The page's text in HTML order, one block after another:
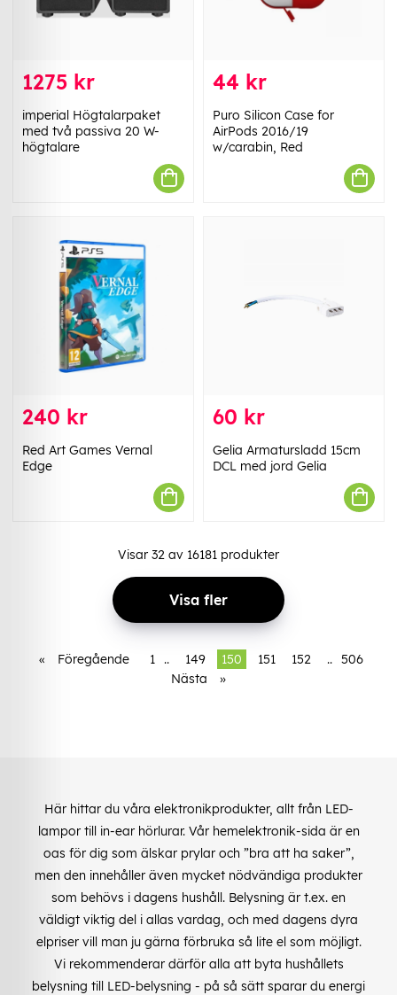
1275 kr
imperial Högtalarpaket
med två passiva 20 W-
högtalare
44 kr
Puro Silicon Case for
AirPods 2016/19
w/carabin, Red
240 kr
Red Art Games Vernal
Edge
60 kr
Gelia Armatursladd 15cm
DCL med jord Gelia
Visar 32 av 16181 produkter
Visa fler
« Föregående 1 .. 149 150 151 152 .. 506
Nästa
»
Här hittar du våra elektronikprodukter, allt från LED-
lampor till in-ear hörlurar. Vår hemelektronik-sida är en
oas för dig som älskar prylar och ”bra att ha saker”,
men den innehåller även mycket nödvändiga produkter
som behövs i dagens hushåll. Belysning är t.ex. en
väldigt viktig del i allas vardag, och med dagens dyra
elpriser vill man ju gärna förbruka så lite el som möjligt.
Vi rekommenderar därför alla att byta hushållets
belysning till LED-belysning - på så sätt sparar du energi